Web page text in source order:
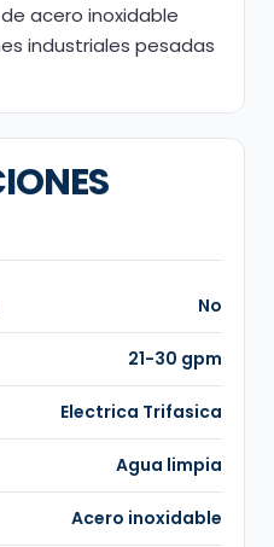
de acero inoxidable
industriales pesadas
No
21-30 gpm
Electrica Trifasica
Agua limpia
Acero inoxidable